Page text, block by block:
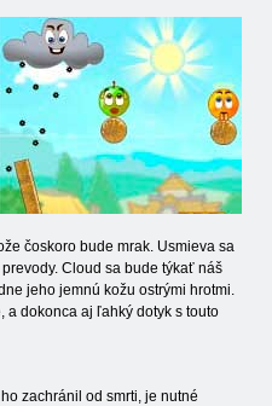
čoskoro bude mrak. Usmieva sa
Cloud sa bude týkať náš
jeho jemnú kožu ostrými hrotmi.
a dokonca aj ľahký dotyk s touto
zachránil od smrti, je nutné